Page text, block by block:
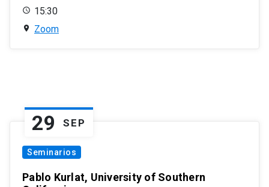
15:30
Zoom
29 SEP
Seminarios
Pablo Kurlat, University of Southern